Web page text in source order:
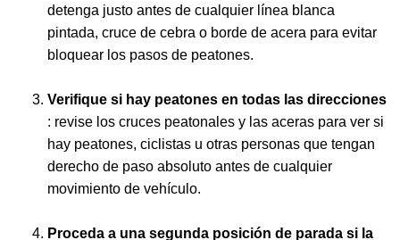
detenga justo antes de cualquier línea blanca
pintada, cruce de cebra o borde de acera para evitar
bloquear los pasos de peatones.
Verifique si hay peatones en todas las direcciones
: revise los cruces peatonales y las aceras para ver si
hay peatones, ciclistas u otras personas que tengan
derecho de paso absoluto antes de cualquier
movimiento de vehículo.
Proceda a una segunda posición de parada si la